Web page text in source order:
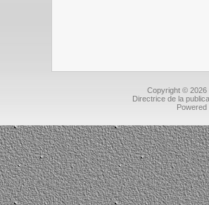
Copyright © 2026
Directrice de la